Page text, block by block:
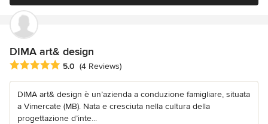
DIMA art& design
Average rating: 5 out of 5 stars
5.0 (4 Reviews)
DIMA art& design è un’azienda a conduzione famigliare, situata
a Vimercate (MB). Nata e cresciuta nella cultura della
progettazione d’inte...